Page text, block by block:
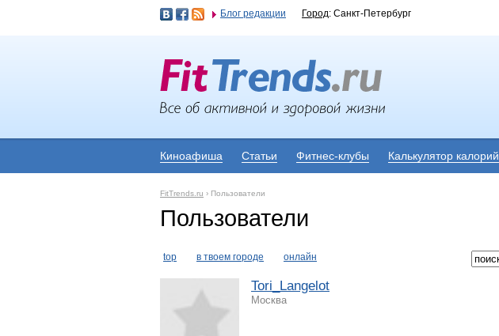
Блог редакции Город: Санкт-Петербург
Киноафиша Статьи Фитнес-клубы Калькулятор калорий
FitTrends.ru › Пользователи
Пользователи
top в твоем городе онлайн
Tori_Langelot
Москва